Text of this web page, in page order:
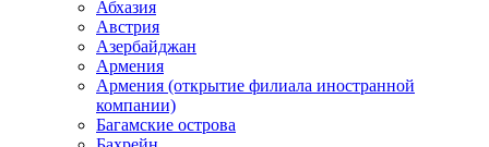
Абхазия
Австрия
Азербайджан
Армения
Армения (открытие филиала иностранной
компании)
Багамские острова